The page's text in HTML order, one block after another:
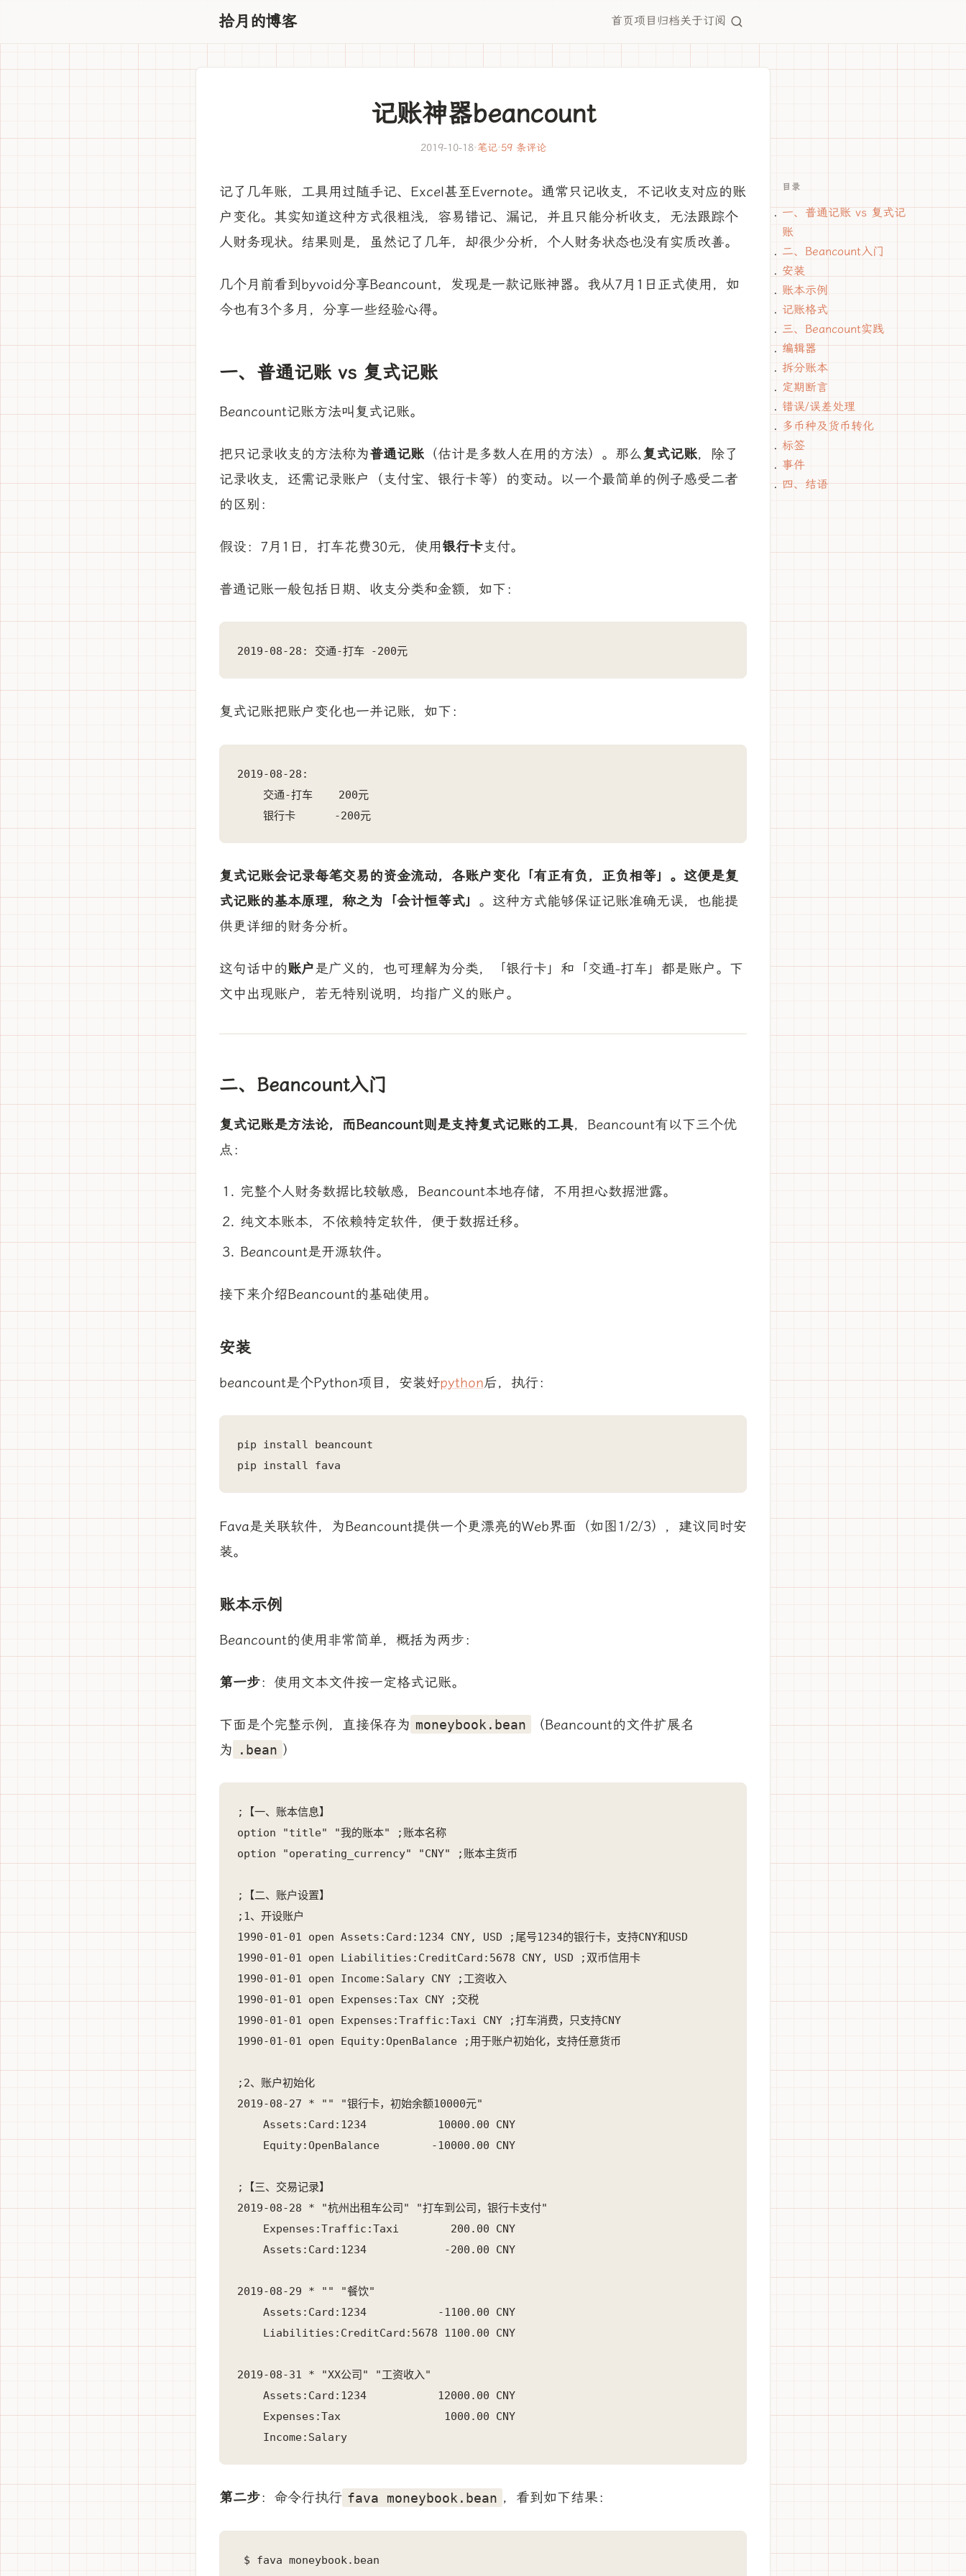
拾月的博客 首页项目 归档关于订阅
记账神器beancount
2019-10-18·笔记·59 条评论
记了几年账，工具用过随手记、Excel甚至Evernote。通常只记收支，不记收支对应的账
户变化。其实知道这种方式很粗浅，容易错记、漏记，并且只能分析收支，无法跟踪个
人财务现状。结果则是，虽然记了几年，却很少分析，个人财务状态也没有实质改善。
几个月前看到byvoid分享Beancount，发现是一款记账神器。我从7月1日正式使用，如
今也有3个多月，分享一些经验心得。
一、普通记账 vs 复式记账
Beancount记账方法叫复式记账。
把只记录收支的方法称为普通记账 （估计是多数人在用的方法）。那么复式记账，除了
记录收支，还需记录账户（支付宝、银行卡等）的变动。以一个最简单的例子感受二者
的区别：
假设：7月1日，打车花费30元，使用银行卡支付。
普通记账一般包括日期、收支分类和金额，如下：
2019-08-28: 交通-打车 -200元
复式记账把账户变化也一并记账，如下：
2019-08-28:
    交通-打车    200元
    银行卡      -200元
复式记账会记录每笔交易的资金流动，各账户变化「有正有负，正负相等」。这便是复
式记账的基本原理，称之为「会计恒等式」 。这种方式能够保证记账准确无误，也能提
供更详细的财务分析。
这句话中的账户是广义的，也可理解为分类，「银行卡」和「交通-打车」都是账户。下
文中出现账户，若无特别说明，均指广义的账户。
二、Beancount入门
复式记账是方法论，而Beancount则是支持复式记账的工具，Beancount有以下三个优
点：
完整个人财务数据比较敏感，Beancount本地存储，不用担心数据泄露。
纯文本账本，不依赖特定软件，便于数据迁移。
Beancount是开源软件。
接下来介绍Beancount的基础使用。
安装
beancount是个Python项目，安装好python后，执行：
pip install beancount
pip install fava
Fava是关联软件，为Beancount提供一个更漂亮的Web界面（如图1/2/3），建议同时安
装。
账本示例
Beancount的使用非常简单，概括为两步：
第一步：使用文本文件按一定格式记账。
下面是个完整示例，直接保存为 moneybook.bean
（Beancount的文件扩展名
为
.bean ）
;【一、账本信息】
option "title" "我的账本" ;账本名称
option "operating_currency" "CNY" ;账本主货币
;【二、账户设置】
;1、开设账户
1990-01-01 open Assets:Card:1234 CNY, USD ;尾号1234的银行卡，支持CNY和USD
1990-01-01 open Liabilities:CreditCard:5678 CNY, USD ;双币信用卡
1990-01-01 open Income:Salary CNY ;工资收入
1990-01-01 open Expenses:Tax CNY ;交税
1990-01-01 open Expenses:Traffic:Taxi CNY ;打车消费，只支持CNY
1990-01-01 open Equity:OpenBalance ;用于账户初始化，支持任意货币
;2、账户初始化
2019-08-27 * "" "银行卡，初始余额10000元"
    Assets:Card:1234           10000.00 CNY
    Equity:OpenBalance        -10000.00 CNY
;【三、交易记录】
2019-08-28 * "杭州出租车公司" "打车到公司，银行卡支付"
    Expenses:Traffic:Taxi        200.00 CNY
    Assets:Card:1234            -200.00 CNY
2019-08-29 * "" "餐饮"
    Assets:Card:1234           -1100.00 CNY
    Liabilities:CreditCard:5678 1100.00 CNY
2019-08-31 * "XX公司" "工资收入"
    Assets:Card:1234           12000.00 CNY
    Expenses:Tax                1000.00 CNY
    Income:Salary
第二步：命令行执行 fava moneybook.bean ，看到如下结果：
$ fava
目录
一、普通记账 vs 复式记
账
二、Beancount入门
安装
账本示例
记账格式
三、Beancount实践
编辑器
拆分账本
定期断言
错误/误差处理
多币种及货币转化
标签
事件
四、结语